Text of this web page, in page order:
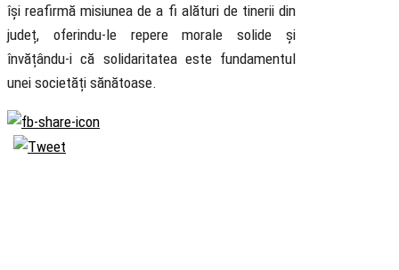
își reafirmă misiunea de a fi alături de tinerii din
județ, oferindu-le repere morale solide și
învățându-i că solidaritatea este fundamentul
unei societăți sănătoase.